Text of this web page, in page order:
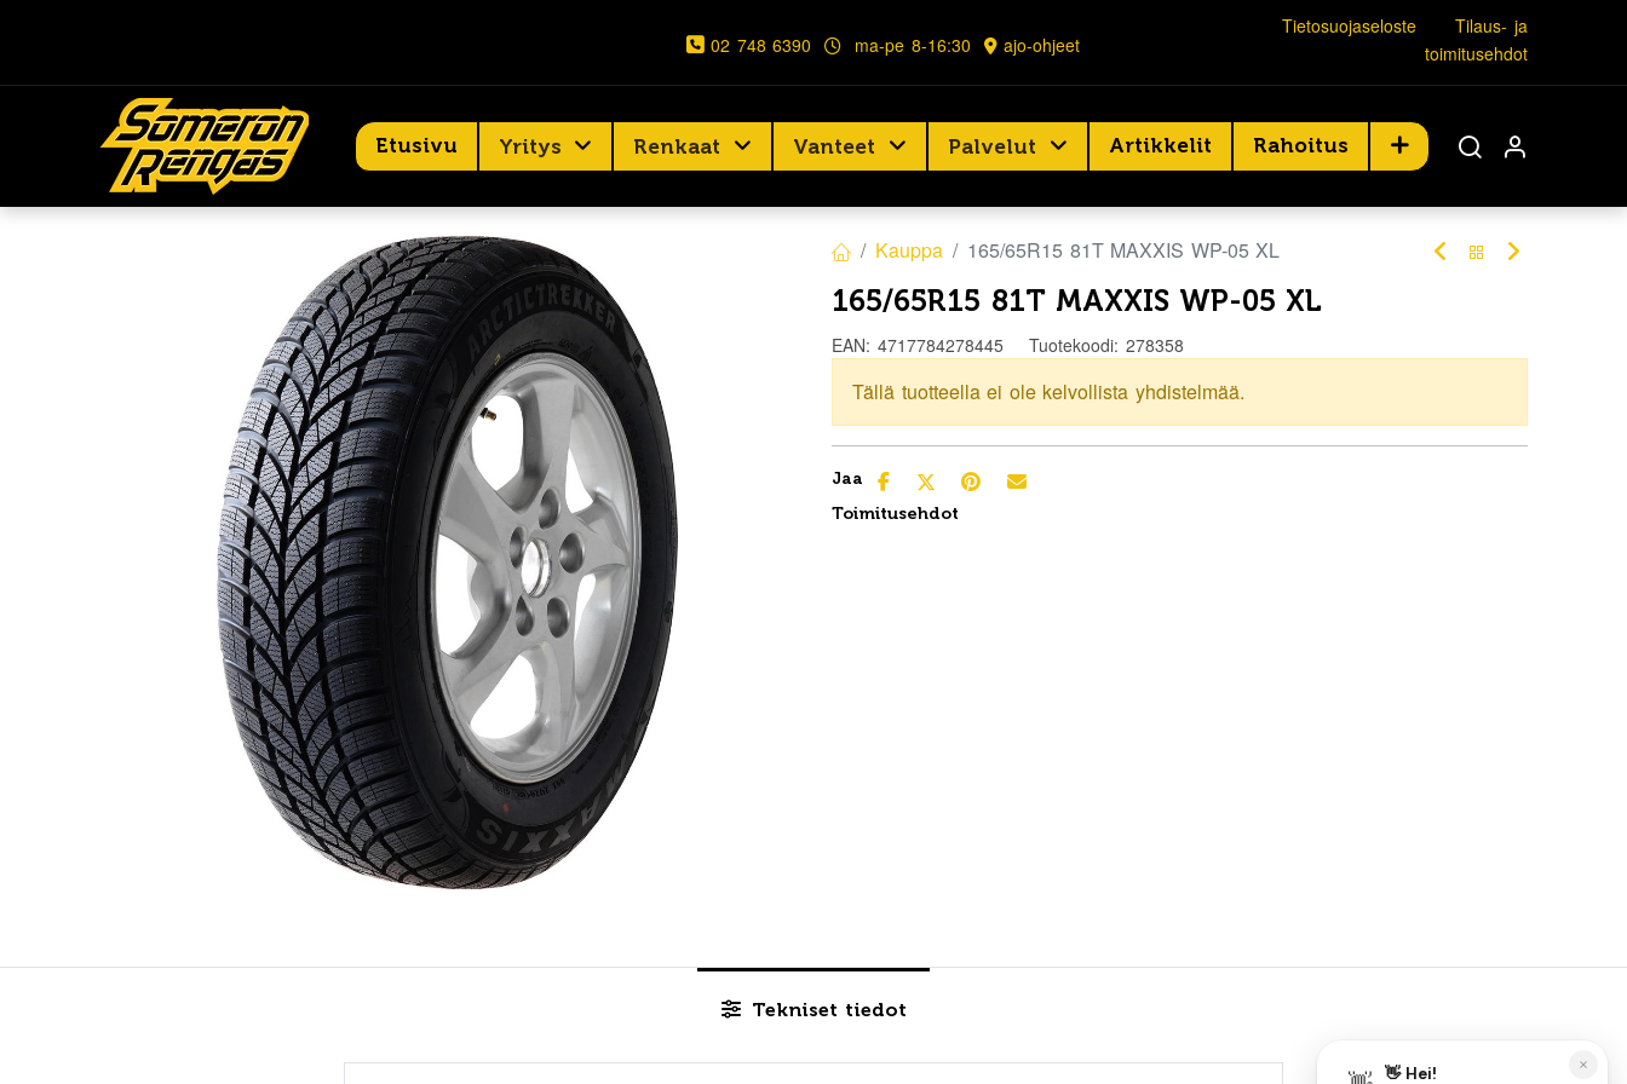
02 748 6390 ma-pe 8-16:30 ajo-ohjeet
Tietosuojaseloste
Tilaus- ja
toimitusehdot
Etusivu Yritys Renkaat Vanteet Palvelut Artikkelit Rahoitus
Kauppa 165/65R15 81T MAXXIS WP-05 XL
165/65R15 81T MAXXIS WP-05 XL
EAN: 4717784278445 Tuotekoodi: 278358
Tällä tuotteella ei ole kelvollista yhdistelmää.
Jaa
Toimitusehdot
Tekniset tiedot